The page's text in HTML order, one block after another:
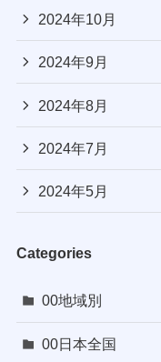
2024年10月
2024年9月
2024年8月
2024年7月
2024年5月
Categories
00地域別
00日本全国